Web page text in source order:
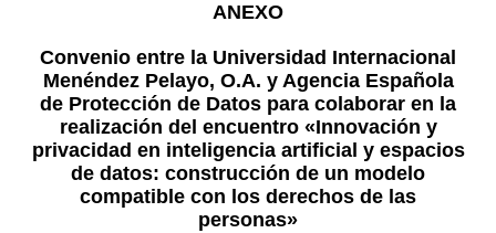
ANEXO
Convenio entre la Universidad Internacional
Menéndez Pelayo, O.A. y Agencia Española
de Protección de Datos para colaborar en la
realización del encuentro «Innovación y
privacidad en inteligencia artificial y espacios
de datos: construcción de un modelo
compatible con los derechos de las
personas»